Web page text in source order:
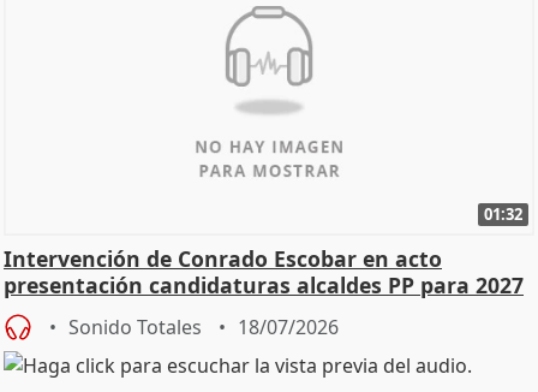
01:32
Intervención de Conrado Escobar en acto
presentación candidaturas alcaldes PP para 2027
Sonido Totales 18/07/2026